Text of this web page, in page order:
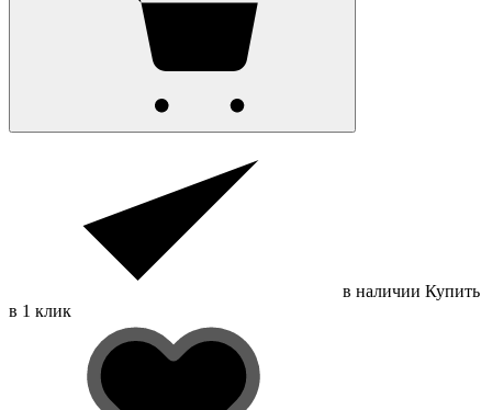
в наличии Купить
в 1 клик